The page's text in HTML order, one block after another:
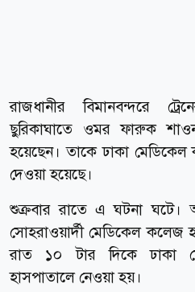
রাজধানীর বিমানবন্দরে
ছুরিকাঘাতে ওমর ফারুক
হয়েছেন। তাকে ঢাকা
দেওয়া হয়েছে।
শুক্রবার রাতে এ ঘটনা ঘটে।
সোহরাওয়ার্দী মেডিকেল কলেজ
রাত ১০ টার দিকে ঢাকা
হাসপাতালে নেওয়া হয়।